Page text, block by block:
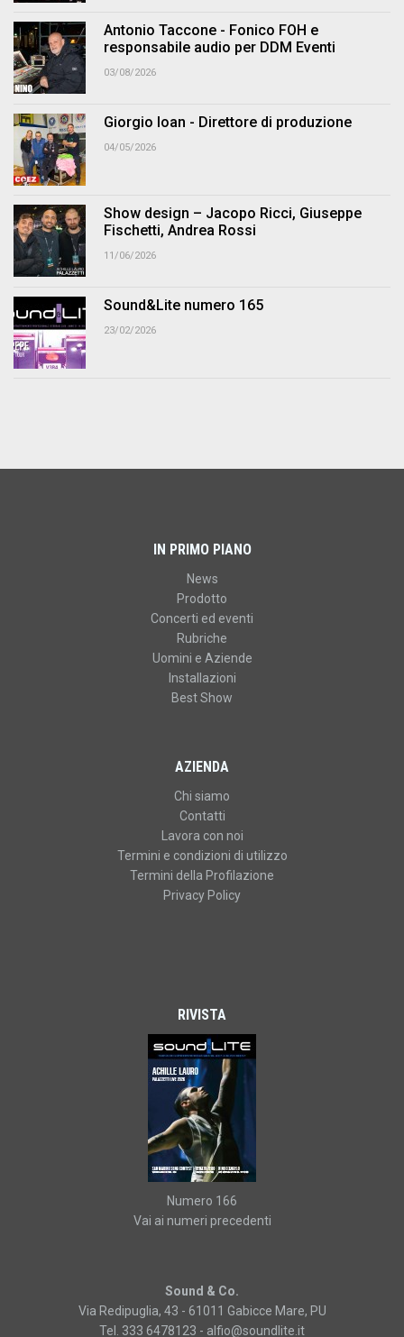
Antonio Taccone - Fonico FOH e
responsabile audio per DDM Eventi
03/08/2026
Giorgio Ioan - Direttore di produzione
04/05/2026
Show design – Jacopo Ricci, Giuseppe
Fischetti, Andrea Rossi
11/06/2026
Sound&Lite numero 165
23/02/2026
IN PRIMO PIANO
News
Prodotto
Concerti ed eventi
Rubriche
Uomini e Aziende
Installazioni
Best Show
AZIENDA
Chi siamo
Contatti
Lavora con noi
Termini e condizioni di utilizzo
Termini della Profilazione
Privacy Policy
RIVISTA
Numero 166
Vai ai numeri precedenti
Sound & Co.
Via Redipuglia, 43 - 61011 Gabicce Mare, PU
Tel. 333 6478123 - alfio@soundlite.it